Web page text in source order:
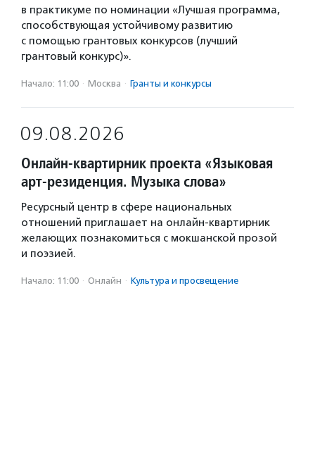
в практикуме по номинации «Лучшая программа,
способствующая устойчивому развитию
с помощью грантовых конкурсов (лучший
грантовый конкурс)».
Начало: 11:00 · Москва · Гранты и конкурсы
09.08.2026
Онлайн-квартирник проекта «Языковая
арт-резиденция. Музыка слова»
Ресурсный центр в сфере национальных
отношений приглашает на онлайн-квартирник
желающих познакомиться с мокшанской прозой
и поэзией.
Начало: 11:00 · Онлайн · Культура и просвещение